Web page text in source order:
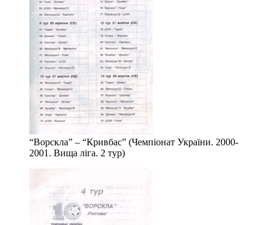
“Ворскла” – “Кривбас” (Чемпіонат України. 2000-
2001. Вища ліга. 2 тур)